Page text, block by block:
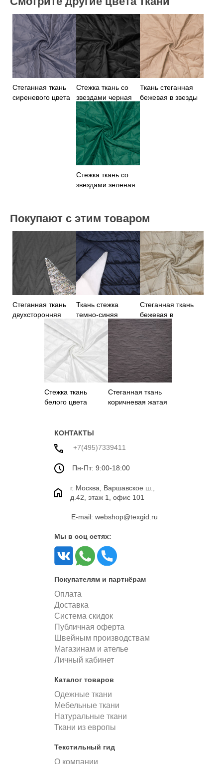
Стеганная ткань
сиреневого цвета
Стежка ткань со
звездами черная
Ткань стеганная
бежевая в звезды
Стежка ткань со
звездами зеленая
Покупают с этим товаром
Стеганная ткань
двухсторонняя
Ткань стежка
темно-синяя
Стеганная ткань
бежевая в
квадраты
Стежка ткань
белого цвета
Стеганная ткань
коричневая жатая
КОНТАКТЫ
+7(495)7339411
Пн-Пт: 9:00-18:00
г. Москва, Варшавское ш.,
д.42, этаж 1, офис 101
E-mail: webshop@texgid.ru
Мы в соц сетях:
Покупателям и партнёрам
Оплата
Доставка
Система скидок
Публичная оферта
Швейным производствам
Магазинам и ателье
Личный кабинет
Каталог товаров
Одежные ткани
Мебельные ткани
Натуральные ткани
Ткани из европы
Текстильный гид
О компании